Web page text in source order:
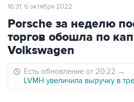
16:31, 6 октября 2022
Porsche за неделю
торгов обошла по
Volkswagen
Есть обновление от 20:22 →
LVMH увеличила выручку в